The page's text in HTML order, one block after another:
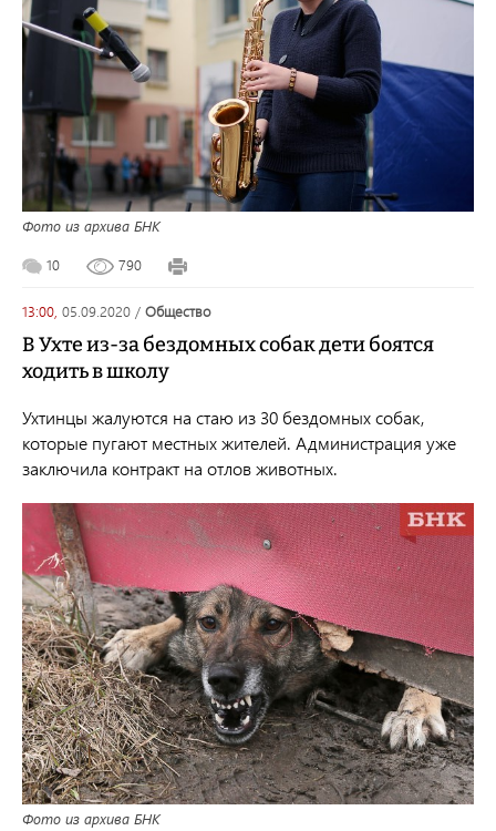
Фото из архива БНК
10 790
13:00, 05.09.2020 / общество
В Ухте из-за бездомных собак дети боятся
ходить в школу
Ухтинцы жалуются на стаю из 30 бездомных собак,
которые пугают местных жителей. Администрация уже
заключила контракт на отлов животных.
Фото из архива БНК